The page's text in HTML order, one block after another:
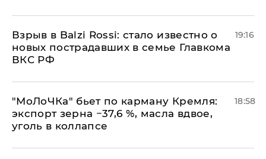
Взрыв в Balzi Rossi: стало известно о
новых пострадавших в семье Главкома
ВКС РФ
19:16
​"МоЛоЧКа" бьет по карману Кремля:
экспорт зерна −37,6 %, масла вдвое,
уголь в коллапсе
18:58